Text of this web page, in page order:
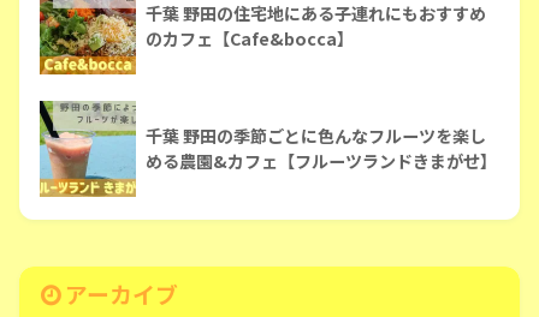
千葉 野田の住宅地にある子連れにもおすすめ
のカフェ【Cafe&bocca】
千葉 野田の季節ごとに色んなフルーツを楽し
める農園&カフェ【フルーツランドきまがせ】
アーカイブ